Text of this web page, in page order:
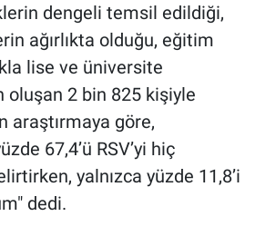
dengeli temsil edildiği,
ağırlıkta olduğu, eğitim
lise ve üniversite
oluşan 2 bin 825 kişiyle
araştırmaya göre,
67,4’ü RSV’yi hiç
yalnızca yüzde 11,8’i
dedi.